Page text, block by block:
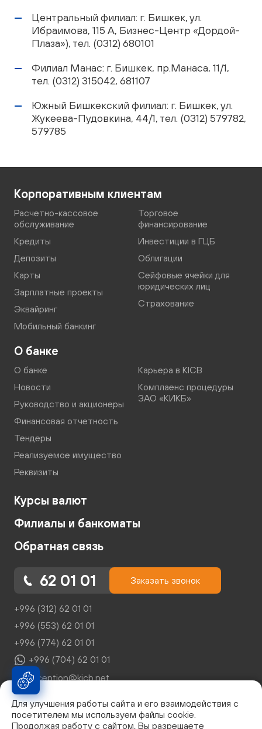
Для улучшения работы сайта и его взаимодействия с
посетителем мы используем файлы cookie.
Продолжая работу с сайтом, Вы разрешаете
Центральный филиал: г. Бишкек, ул.
Ибраимова, 115 А, Бизнес-Центр «Дордой-
Плаза»), тел. (0312) 680101
Филиал Манас: г. Бишкек, пр.Манаса, 11/1,
тел. (0312) 315042, 681107
Южный Бишкекский филиал: г. Бишкек, ул.
Жукеева-Пудовкина, 44/1, тел. (0312) 579782,
579785
Корпоративным клиентам
Расчетно-кассовое
обслуживание
Кредиты
Депозиты
Карты
Зарплатные проекты
Эквайринг
Мобильный банкинг
Торговое
финансирование
Инвестиции в ГЦБ
Облигации
Сейфовые ячейки для
юридических лиц
Страхование
О банке
О банке
Новости
Руководство и акционеры
Финансовая отчетность
Тендеры
Реализуемое имущество
Реквизиты
Карьера в KICB
Комплаенс процедуры
ЗАО «КИКБ»
Курсы валют
Филиалы и банкоматы
Обратная связь
62 01 01 Заказать звонок
+996 (312) 62 01 01
+996 (553) 62 01 01
+996 (774) 62 01 01
+996 (704) 62 01 01
reception@kicb.net